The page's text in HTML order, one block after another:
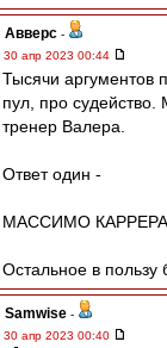
Авверс -
30 апр 2023 00:44
Тысячи аргументов
пул, про
тренер Валера.
Ответ один -
МАССИМО
Остальное в пользу
Samwise -
30 апр 2023 00:40